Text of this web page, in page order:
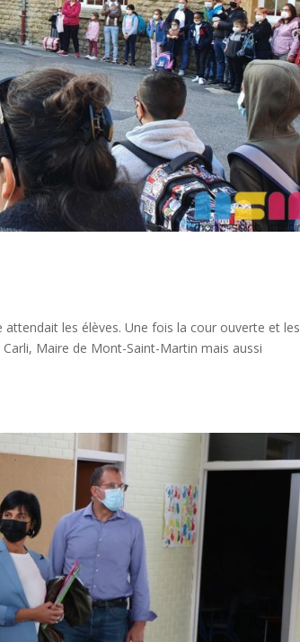
attendait les élèves. Une fois la cour ouverte et les
Maire de Mont-Saint-Martin mais aussi